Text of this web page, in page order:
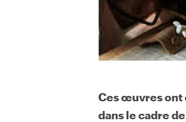
Ces œuvres ont
dans le cadre de